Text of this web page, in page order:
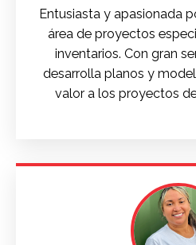
Entusiasta y apasionada
área de proyectos
inventarios. Con gran
desarrolla planos y
valor a los proyectos